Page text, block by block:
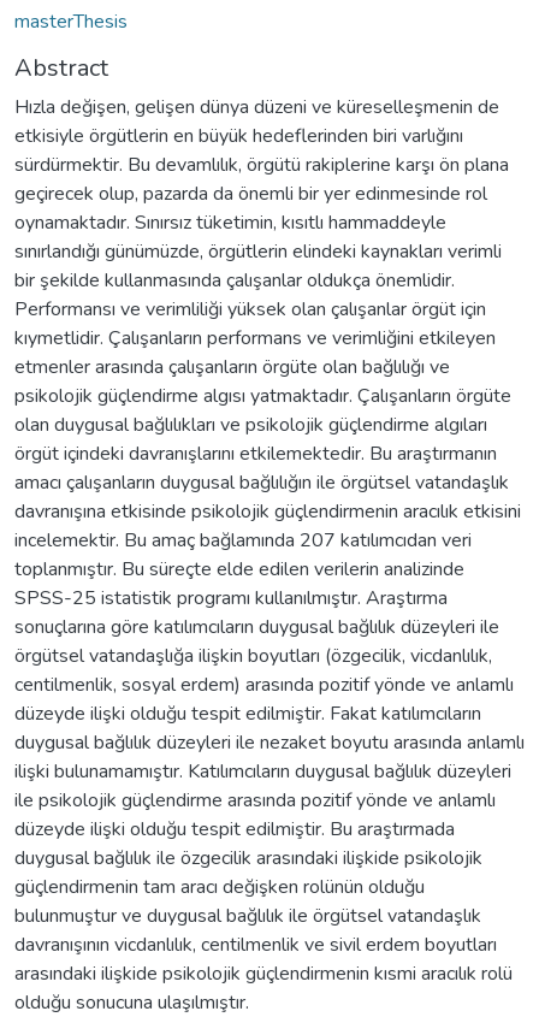
masterThesis
Abstract
Hızla değişen, gelişen dünya düzeni ve küreselleşmenin de
etkisiyle örgütlerin en büyük hedeflerinden biri varlığını
sürdürmektir. Bu devamlılık, örgütü rakiplerine karşı ön plana
geçirecek olup, pazarda da önemli bir yer edinmesinde rol
oynamaktadır. Sınırsız tüketimin, kısıtlı hammaddeyle
sınırlandığı günümüzde, örgütlerin elindeki kaynakları verimli
bir şekilde kullanmasında çalışanlar oldukça önemlidir.
Performansı ve verimliliği yüksek olan çalışanlar örgüt için
kıymetlidir. Çalışanların performans ve verimliğini etkileyen
etmenler arasında çalışanların örgüte olan bağlılığı ve
psikolojik güçlendirme algısı yatmaktadır. Çalışanların örgüte
olan duygusal bağlılıkları ve psikolojik güçlendirme algıları
örgüt içindeki davranışlarını etkilemektedir. Bu araştırmanın
amacı çalışanların duygusal bağlılığın ile örgütsel vatandaşlık
davranışına etkisinde psikolojik güçlendirmenin aracılık etkisini
incelemektir. Bu amaç bağlamında 207 katılımcıdan veri
toplanmıştır. Bu süreçte elde edilen verilerin analizinde
SPSS-25 istatistik programı kullanılmıştır. Araştırma
sonuçlarına göre katılımcıların duygusal bağlılık düzeyleri ile
örgütsel vatandaşlığa ilişkin boyutları (özgecilik, vicdanlılık,
centilmenlik, sosyal erdem) arasında pozitif yönde ve anlamlı
düzeyde ilişki olduğu tespit edilmiştir. Fakat katılımcıların
duygusal bağlılık düzeyleri ile nezaket boyutu arasında anlamlı
ilişki bulunamamıştır. Katılımcıların duygusal bağlılık düzeyleri
ile psikolojik güçlendirme arasında pozitif yönde ve anlamlı
düzeyde ilişki olduğu tespit edilmiştir. Bu araştırmada
duygusal bağlılık ile özgecilik arasındaki ilişkide psikolojik
güçlendirmenin tam aracı değişken rolünün olduğu
bulunmuştur ve duygusal bağlılık ile örgütsel vatandaşlık
davranışının vicdanlılık, centilmenlik ve sivil erdem boyutları
arasındaki ilişkide psikolojik güçlendirmenin kısmi aracılık rolü
olduğu sonucuna ulaşılmıştır.